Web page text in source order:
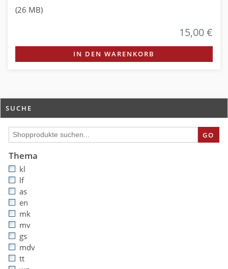
(26 MB)
15,00 €
IN DEN WARENKORB
SUCHE
GO
Thema
kl
lf
as
en
mk
mv
gs
mdv
tt